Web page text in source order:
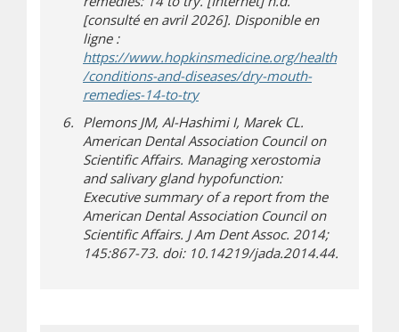
[consulté en avril 2026]. Disponible en
ligne :
https://www.hopkinsmedicine.org/health
/conditions-and-diseases/dry-mouth-
remedies-14-to-try(s’ouvre dans une nouvelle
(s’ouvre sur un autre site)
Plemons JM, Al-Hashimi I, Marek CL.
American Dental Association Council on
Scientific Affairs. Managing xerostomia
and salivary gland hypofunction:
Executive summary of a report from the
American Dental Association Council on
Scientific Affairs. J Am Dent Assoc. 2014;
145:867-73. doi: 10.14219/jada.2014.44.